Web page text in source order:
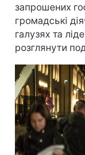
запрошених
громадські
галузях та
розглянути